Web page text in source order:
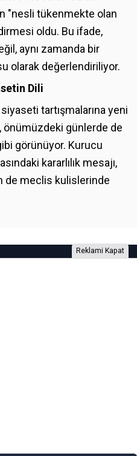
"nesli tükenmekte olan
oldu. Bu ifade,
aynı zamanda bir
olarak değerlendiriliyor.
Dili
tartışmalarına yeni
günlerde de
görünüyor. Kurucu
kararlılık mesajı,
de meclis kulislerinde
Reklami Kapat
ve tavsiyeler ise genel niteliktedir. Bu